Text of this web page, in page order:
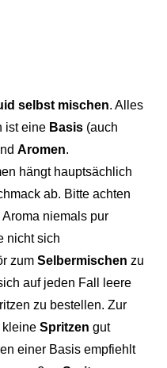
selbst mischen. Alles
ist eine Basis (auch
Aromen.
hängt hauptsächlich
ab. Bitte achten
niemals pur
nicht sich
zum Selbermischen zu
auf jeden Fall leere
zu bestellen. Zur
kleine Spritzen gut
einer Basis empfiehlt